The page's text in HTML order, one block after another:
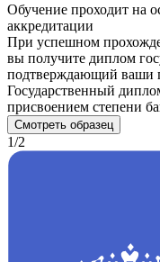
Обучение проходит на
аккредитации
При успешном
вы получите диплом
подтверждающий ваши
Государственный
присвоением степени
Смотреть образец
1/2